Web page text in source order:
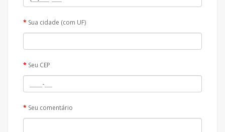
Sua cidade (com UF)
Seu CEP
Seu comentário